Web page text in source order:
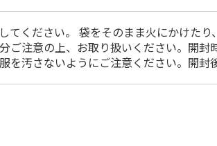
てください。 袋をそのまま火にかけた
ご注意の上、お取り扱いください。開
を汚さないようにご注意ください。開封